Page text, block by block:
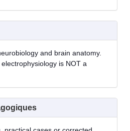
and brain anatomy.
is NOT a